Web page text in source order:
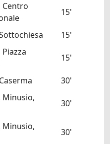
Centro
15'
15'
15'
30'
Minusio,
30'
Minusio,
30'